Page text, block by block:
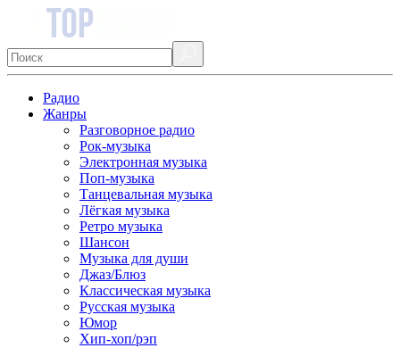
Радио
Жанры
Разговорное радио
Рок-музыка
Электронная музыка
Поп-музыка
Танцевальная музыка
Лёгкая музыка
Ретро музыка
Шансон
Музыка для души
Джаз/Блюз
Классическая музыка
Русская музыка
Юмор
Хип-хоп/рэп